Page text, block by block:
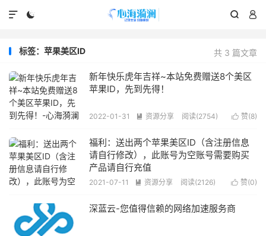
  

共 3 篇文章
标签：苹果美区ID
新年快乐虎年吉祥~本站免费赠送8个美区
苹果ID，先到先得！
 赞(8)
2022-01-31  资源分享 阅读(2754)
福利：送出两个苹果美区ID（含注册信息
请自行修改），此账号为空账号需要购买
产品请自行充值
 赞(0)
2021-07-11  资源分享 阅读(2126)
深蓝云-您值得信赖的网络加速服务商